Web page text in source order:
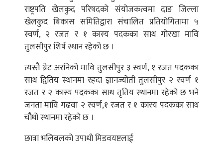
राष्ट्रपति खेलकुद परिषदको संयोजकत्वमा दाङ जिल्ला
खेलकुद बिकास समितिद्वारा संचालित प्रतियोगितामा ५
स्वर्ण, २ रजत र १ कास्य पदकका साथ गोरखा मावि
तुलसीपुर शिर्ष स्थान रहेको छ ।
त्यस्तै ग्रेट अरनिको मावि तुलसीपुर ३ स्वर्ण, १ रजत पदकका
साथ द्वितिय स्थानमा रहदा ज्ञानज्योती तुलसीपुर २ स्वर्ण १
रजत र २ कास्य पदकका साथ तृतिय स्थानमा रहेको छ भने
जनता मावि गढवा २ स्वर्ण,१ रजत र १ कास्य पदकका साथ
चौथो स्थानमा रहेको छ ।
छात्रा भलिबलको उपाधी मिडवयष्टलाई